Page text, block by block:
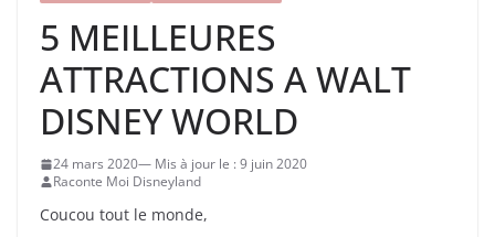
5 MEILLEURES
ATTRACTIONS A WALT
DISNEY WORLD
24 mars 2020
9 juin 2020
Raconte Moi Disneyland
Coucou tout le monde,